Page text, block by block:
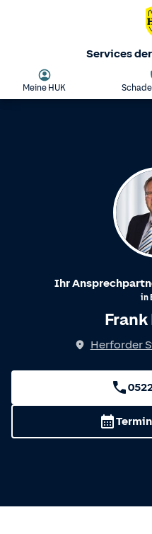
Services der
Meine HUK
Ihr
in
Herforder